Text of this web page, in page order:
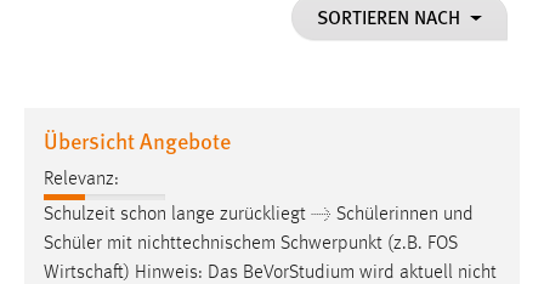
SORTIEREN NACH
Übersicht Angebote
Relevanz:
Schulzeit schon lange zurückliegt → Schülerinnen und
Schüler mit nichttechnischem Schwerpunkt (z.B. FOS
Wirtschaft) Hinweis: Das BeVorStudium wird aktuell nicht
Performance
Name:
staticfilecache
Zweck:
Für performante Seitenauslieferung wird in diesem Cookie